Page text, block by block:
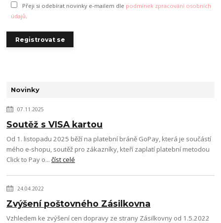
Novinky
07.11.2025
Soutěž s VISA kartou
Od 1. listopadu 2025 běží na platební bráně GoPay, která je součástí
mého e-shopu, soutěž pro zákazníky, kteří zaplatí platební metodou
Click to Pay o...číst celé
24.04.2022
Zvýšení poštovného Zásilkovna
Vzhledem ke zvýšení cen dopravy ze strany Zásilkovny od 1.5.2022
Přeji si odebírat novinky e-mailem dle podmínek zpracování osobních
údajů
Registrovat se